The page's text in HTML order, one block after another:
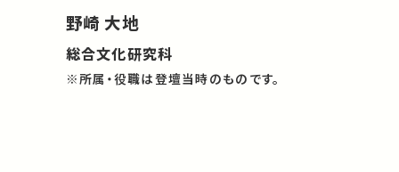
野崎 大地
総合文化研究科
※所属・役職は登壇当時のものです。